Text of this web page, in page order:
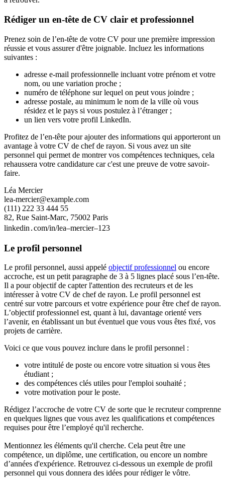
Rédiger un en-tête de CV clair et professionnel
Prenez soin de l’en-tête de votre CV pour une première impression
réussie et vous assurer d'être joignable. Incluez les informations
suivantes :
adresse e-mail professionnelle incluant votre prénom et votre
nom, ou une variation proche ;
numéro de téléphone sur lequel on peut vous joindre ;
adresse postale, au minimum le nom de la ville où vous
résidez et le pays si vous postulez à l’étranger ;
un lien vers votre profil LinkedIn.
Profitez de l’en-tête pour ajouter des informations qui apporteront un
avantage à votre CV de chef de rayon. Si vous avez un site
personnel qui permet de montrer vos compétences techniques, cela
rehaussera votre candidature car c'est une preuve de votre savoir-
faire.
Léa Mercier
lea-mercier@example.com
(111) 222 33 444 55
82, Rue Saint-Marc, 75002 Paris
linkedin․com/in/lea–mercier–123
Le profil personnel
Le profil personnel, aussi appelé objectif professionnel ou encore
accroche, est un petit paragraphe de 3 à 5 lignes placé sous l’en-tête.
Il a pour objectif de capter l'attention des recruteurs et de les
intéresser à votre CV de chef de rayon. Le profil personnel est
centré sur votre parcours et votre expérience pour être chef de rayon.
L’objectif professionnel est, quant à lui, davantage orienté vers
l’avenir, en établissant un but éventuel que vous vous êtes fixé, vos
projets de carrière.
Voici ce que vous pouvez inclure dans le profil personnel :
votre intitulé de poste ou encore votre situation si vous êtes
étudiant ;
des compétences clés utiles pour l'emploi souhaité ;
votre motivation pour le poste.
Rédigez l’accroche de votre CV de sorte que le recruteur comprenne
en quelques lignes que vous avez les qualifications et compétences
requises pour être l’employé qu'il recherche.
Mentionnez les éléments qu'il cherche. Cela peut être une
compétence, un diplôme, une certification, ou encore un nombre
d’années d'expérience. Retrouvez ci-dessous un exemple de profil
personnel qui vous donnera des idées pour rédiger le vôtre.